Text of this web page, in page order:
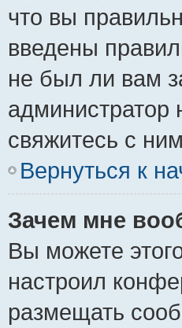
что вы
введены
не был ли вам
администратор
свяжитесь с
Вернуться к
Зачем мне
Вы можете
настроил
размещать